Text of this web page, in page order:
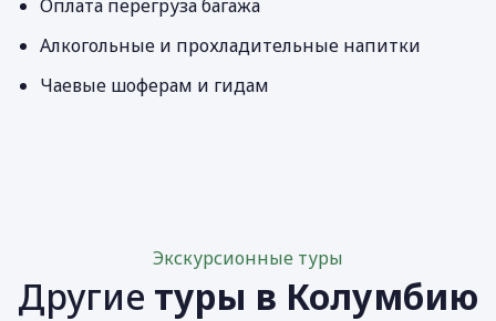
Оплата перегруза багажа
Алкогольные и прохладительные напитки
Чаевые шоферам и гидам
Экскурсионные туры
Другие туры в Колумбию